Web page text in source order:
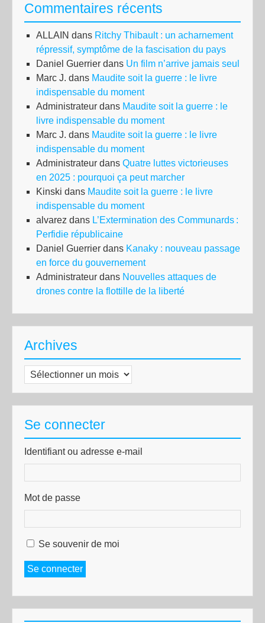
Commentaires récents
ALLAIN dans Ritchy Thibault : un acharnement
répressif, symptôme de la fascisation du pays
Daniel Guerrier dans Un film n’arrive jamais seul
Marc J. dans Maudite soit la guerre : le livre
indispensable du moment
Administrateur dans Maudite soit la guerre : le
livre indispensable du moment
Marc J. dans Maudite soit la guerre : le livre
indispensable du moment
Administrateur dans Quatre luttes victorieuses
en 2025 : pourquoi ça peut marcher
Kinski dans Maudite soit la guerre : le livre
indispensable du moment
alvarez dans L’Extermination des Communards :
Perfidie républicaine
Daniel Guerrier dans Kanaky : nouveau passage
en force du gouvernement
Administrateur dans Nouvelles attaques de
drones contre la flottille de la liberté
Archives
Archives
Se connecter
Identifiant ou adresse e-mail
Mot de passe
Se souvenir de moi
Se connecter